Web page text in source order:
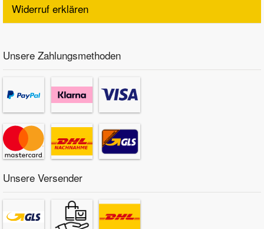
Widerruf erklären
Unsere Zahlungsmethoden
Unsere Versender